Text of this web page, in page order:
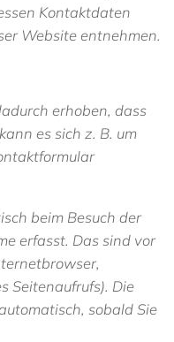
Kontaktdaten
Website entnehmen.
erhoben, dass
es sich z. B. um
beim Besuch der
erfasst. Das sind vor
Seitenaufrufs). Die
sobald Sie